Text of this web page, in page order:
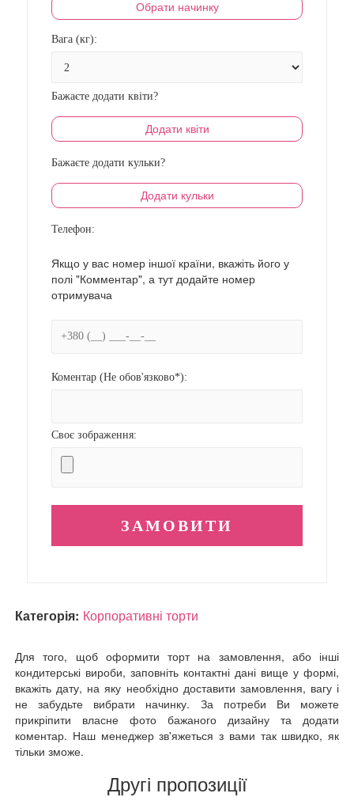
Обрати начинку
Вага (кг):
Бажаєте додати квіти?
Додати квіти
Бажаєте додати кульки?
Додати кульки
Телефон:
Якщо у вас номер іншої країни, вкажіть його у
полі "Комментар", а тут додайте номер
отримувача
Коментар (Не обов'язково*):
Своє зображення:
Категорія: Корпоративні торти
Для того, щоб оформити торт на замовлення, або інші
кондитерські вироби, заповніть контактні дані вище у формі,
вкажіть дату, на яку необхідно доставити замовлення, вагу і
не забудьте вибрати начинку. За потреби Ви можете
прикріпити власне фото бажаного дизайну та додати
коментар. Наш менеджер зв'яжеться з вами так швидко, як
тільки зможе.
Другі пропозиції